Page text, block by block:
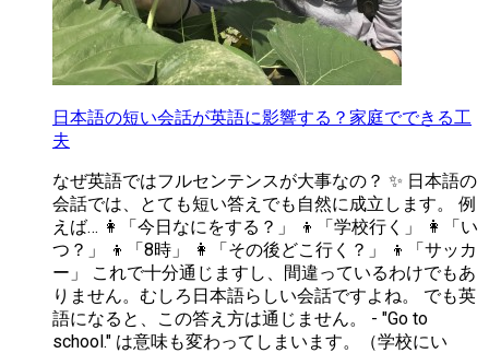
日本語の短い会話が英語に影響する？家庭でできる工
夫
なぜ英語ではフルセンテンスが大事なの？ ✨ 日本語の
会話では、とても短い答えでも自然に成立します。 例
えば… 👩「今日なにをする？」 👦「学校行く」 👩「い
つ？」 👦「8時」 👩「その後どこ行く？」 👦「サッカ
ー」 これで十分通じますし、間違っているわけでもあ
りません。むしろ日本語らしい会話ですよね。 でも英
語になると、この答え方は通じません。 - "Go to
school." は意味も変わってしまいます。（学校にい